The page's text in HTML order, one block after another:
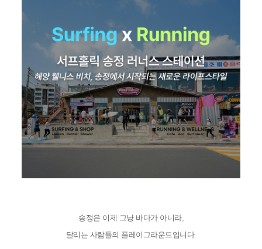
송정은 이제 그냥 바다가 아니라,
달리는 사람들의 플레이그라운드입니다.